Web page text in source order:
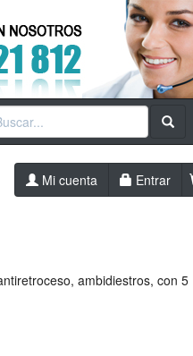
Mi cuenta Entrar
ambidiestros, con 5